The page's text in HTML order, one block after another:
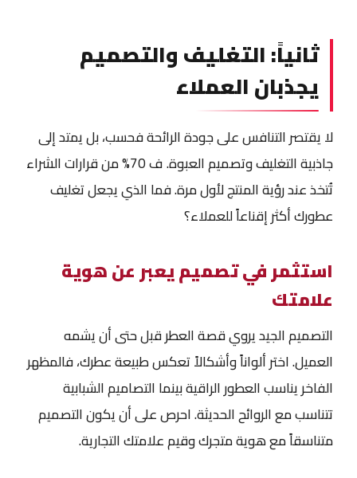
ثانياً: التغليف والتصميم
يجذبان العملاء
لا يقتصر التنافس على جودة الرائحة فحسب، بل يمتد إلى
جاذبية التغليف وتصميم العبوة. ف 70% من قرارات الشراء
تُتخذ عند رؤية المنتج لأول مرة. فما الذي يجعل تغليف
عطورك أكثر إقناعاً للعملاء؟
استثمر في تصميم يعبر عن هوية
علامتك
التصميم الجيد يروي قصة العطر قبل حتى أن يشمه
العميل. اختر ألواناً وأشكالاً تعكس طبيعة عطرك، فالمظهر
الفاخر يناسب العطور الراقية بينما التصاميم الشبابية
تتناسب مع الروائح الحديثة. احرص على أن يكون التصميم
متناسقاً مع هوية متجرك وقيم علامتك التجارية.